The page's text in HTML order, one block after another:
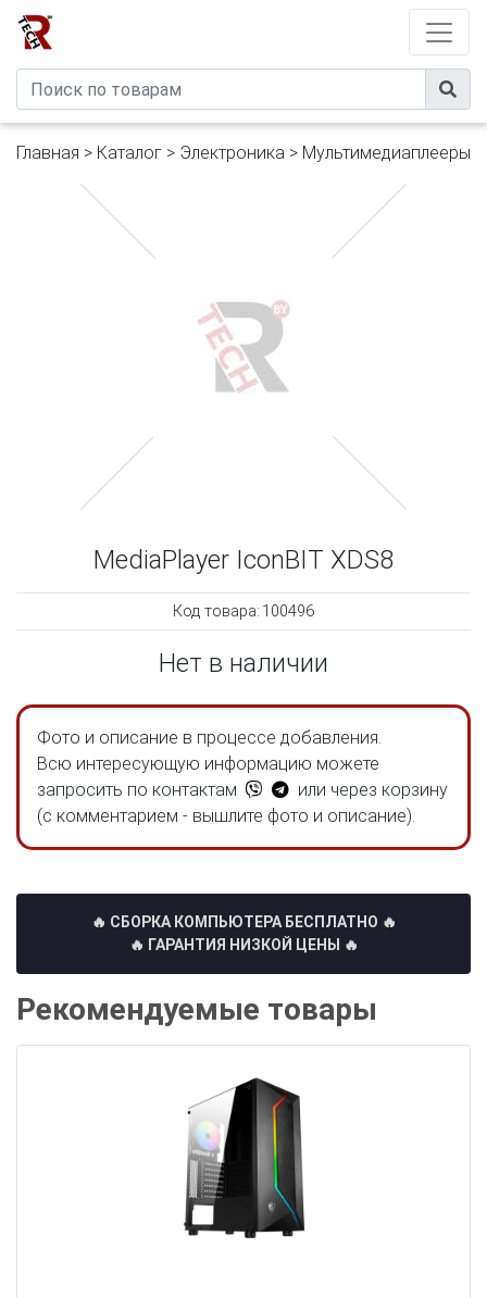
Главная > Каталог > Электроника > Мультимедиаплееры
MediaPlayer IconBIT XDS8
Код товара: 100496
Нет в наличии
Фото и описание в процессе добавления.
Всю интересующую информацию можете
запросить по контактам
или через корзину
(с комментарием - вышлите фото и описание).
🔥 СБОРКА КОМПЬЮТЕРА БЕСПЛАТНО 🔥
🔥 ГАРАНТИЯ НИЗКОЙ ЦЕНЫ 🔥
Рекомендуемые товары